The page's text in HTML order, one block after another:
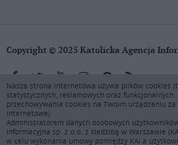
Copyright © 2025 Katolicka Agencja
KAI zastrzega wszelkie prawa do
i drukować fragmenty zawartości
wyłącznie do użytku osobistego.
zawartości niniejszego serwisu lub jej
Nasza strona internetowa używa plików cookies
statystycznych, reklamowych oraz
przechowywania cookies na Twoim urządzeniu
internetowej.
Administratorem danych osobowych
Informacyjna sp. z o.o. z siedzibą w Warszawie
w celu wykonania umowy pomiędzy KAI a